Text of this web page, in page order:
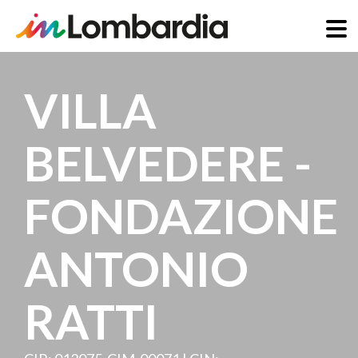
contenuto
principale
VILLA
BELVEDERE -
FONDAZIONE
ANTONIO
RATTI